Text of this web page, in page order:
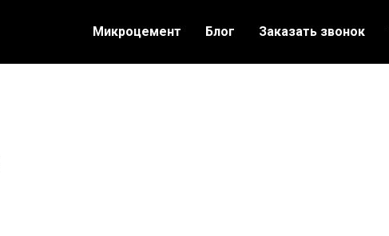
Микроцемент Блог Заказать звонок